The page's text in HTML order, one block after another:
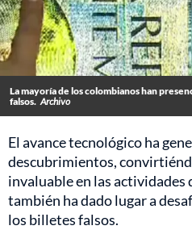
La mayoría de los colombianos han
falsos. Archivo
El avance tecnológico ha
descubrimientos,
invaluable en las actividades
también ha dado lugar a
los billetes falsos.